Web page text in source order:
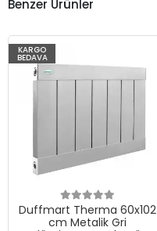
Benzer Ürünler
KARGO
BEDAVA
Duffmart Therma 60x102
cm Metalik Gri